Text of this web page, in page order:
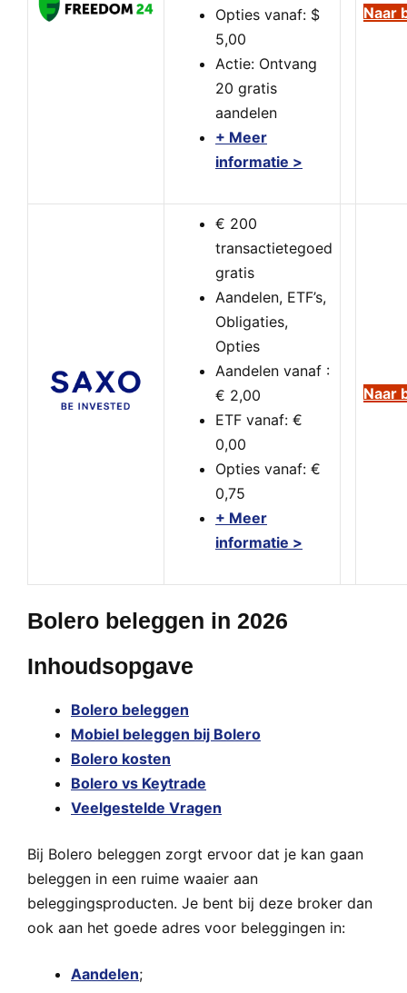
Opties vanaf: $
5,00
Actie: Ontvang
20 gratis
aandelen
+ Meer
informatie >
Naar
€ 200
transactietegoed
gratis
Aandelen, ETF’s,
Obligaties,
Opties
Aandelen vanaf :
€ 2,00
ETF vanaf: €
0,00
Opties vanaf: €
0,75
+ Meer
informatie >
Naar
Bolero beleggen in 2026
Inhoudsopgave
Bolero beleggen
Mobiel beleggen bij Bolero
Bolero kosten
Bolero vs Keytrade
Veelgestelde Vragen
Bij Bolero beleggen zorgt ervoor dat je kan gaan
beleggen in een ruime waaier aan
beleggingsproducten. Je bent bij deze broker dan
ook aan het goede adres voor beleggingen in:
Aandelen;